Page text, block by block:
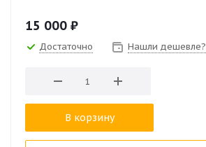
15 000 ₽
Достаточно Нашли дешевле?
В корзину